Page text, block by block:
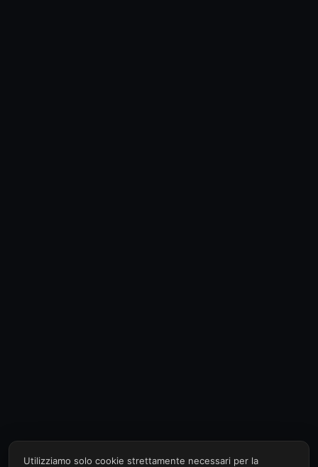
Utilizziamo solo cookie strettamente necessari per la